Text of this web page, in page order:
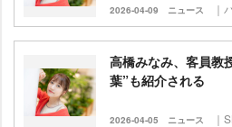
2026-04-09 ニュース ｜
高橋みなみ、客員教
葉”も紹介される
2026-04-05 ニュース ｜